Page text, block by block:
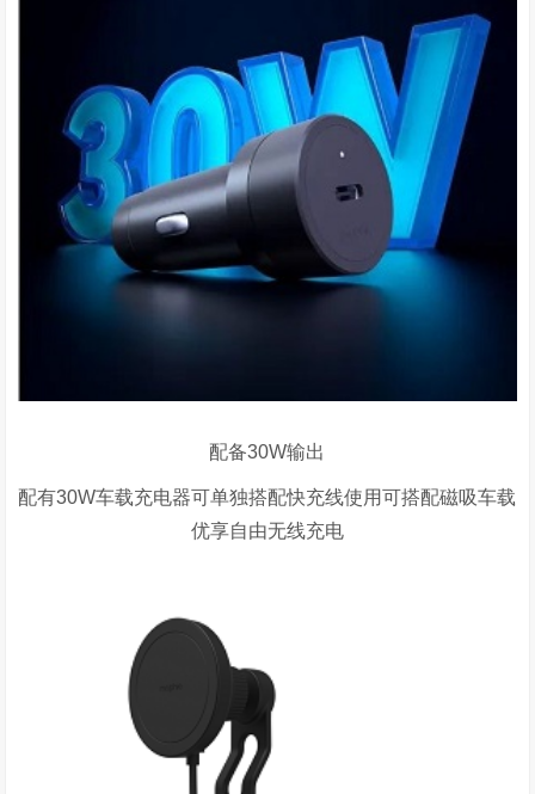
配备30W输出
配有30W车载充电器可单独搭配快充线使用可搭配磁吸车载
优享自由无线充电